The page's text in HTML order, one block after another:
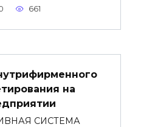
661
на
СИСТЕМА